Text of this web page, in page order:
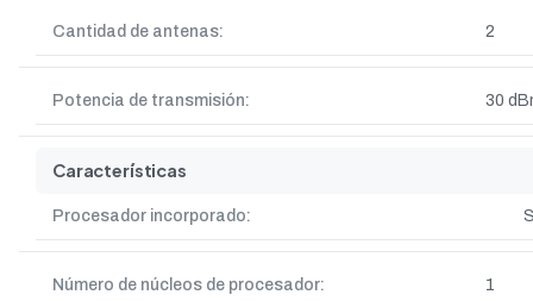
Cantidad de antenas: 2
Potencia de transmisión: 30
Características
Procesador incorporado:
Número de núcleos de procesador: 1